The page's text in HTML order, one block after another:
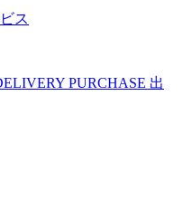
ス
PURCHASE 出